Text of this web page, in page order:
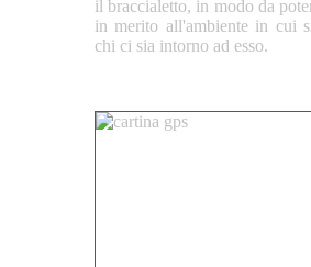
il braccialetto, in modo da
in merito all'ambiente in cui
chi ci sia intorno ad esso.